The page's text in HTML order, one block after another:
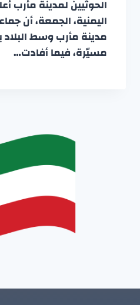
الحوثيين لمدينة مأرب
اليمنية، الجمعة، أن
مدينة مأرب وسط البلاد
مسيّرة، فيما أفادت…